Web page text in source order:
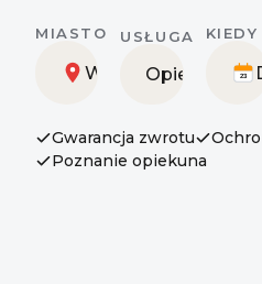
MIASTO
Wybierz miasto
USŁUGA
Opieka w
KIEDY
23
Gwarancja zwrotu
Poznanie opiekuna